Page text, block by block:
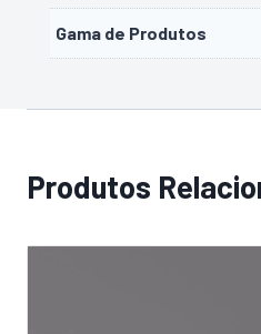
Gama de Produtos
Produtos